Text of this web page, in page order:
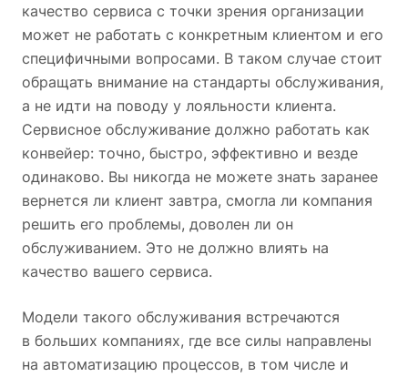
качество сервиса с точки зрения организации
может не работать с конкретным клиентом и его
специфичными вопросами. В таком случае стоит
обращать внимание на стандарты обслуживания,
а не идти на поводу у лояльности клиента.
Сервисное обслуживание должно работать как
конвейер: точно, быстро, эффективно и везде
одинаково. Вы никогда не можете знать заранее
вернется ли клиент завтра, смогла ли компания
решить его проблемы, доволен ли он
обслуживанием. Это не должно влиять на
качество вашего сервиса.
Модели такого обслуживания встречаются
в больших компаниях, где все силы направлены
на автоматизацию процессов, в том числе и